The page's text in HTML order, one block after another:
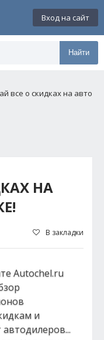
Вход на сайт
Найти
все о скидках на авто
НА
В закладки
Autochel.ru
и